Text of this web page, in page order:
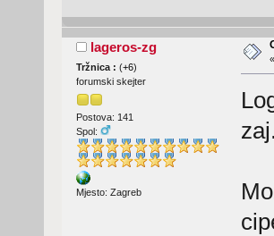
lageros-zg
Tržnica : (+6)
forumski skejter
Postova: 141
Spol:
Mjesto: Zagreb
«